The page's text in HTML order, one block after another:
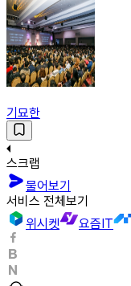
기묘한
스크랩
물어보기
서비스 전체보기
위시켓
요즘IT